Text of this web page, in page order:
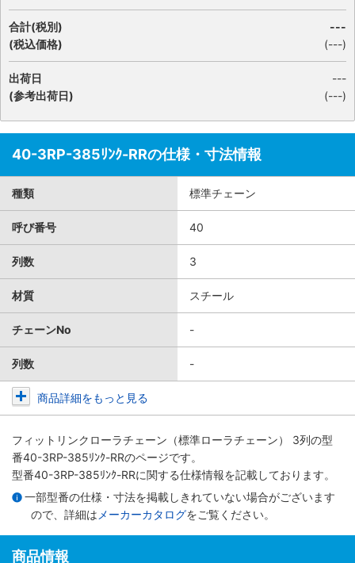
合計(税別)
(税込価格)
---
(---)
出荷日
(参考出荷日)
---
(---)
40-3RP-385ﾘﾝｸ-RRの仕様・寸法情報
種類 標準チェーン
呼び番号 40
列数 3
材質 スチール
チェーンNo -
列数 -
商品詳細をもっと見る
フィットリンクローラチェーン（標準ローラチェーン） 3列の型
番40-3RP-385ﾘﾝｸ-RRのページです。
型番40-3RP-385ﾘﾝｸ-RRに関する仕様情報を記載しております。
一部型番の仕様・寸法を掲載しきれていない場合がございます
ので、詳細は メーカーカタログをご覧ください。
商品情報